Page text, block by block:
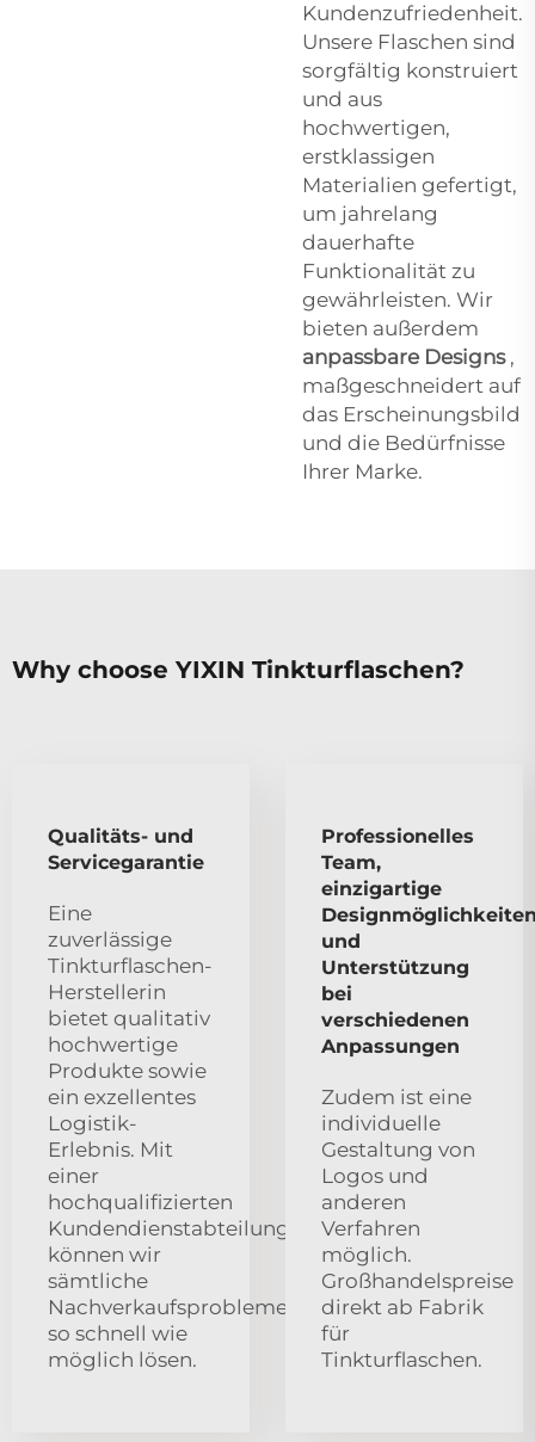
Kundenzufriedenheit.
Unsere Flaschen sind
sorgfältig konstruiert
und aus
hochwertigen,
erstklassigen
Materialien gefertigt,
um jahrelang
dauerhafte
Funktionalität zu
gewährleisten. Wir
bieten außerdem
anpassbare Designs ,
maßgeschneidert auf
das Erscheinungsbild
und die Bedürfnisse
Ihrer Marke.
Why choose YIXIN Tinkturflaschen?
Qualitäts- und
Servicegarantie
Eine
zuverlässige
Tinkturflaschen-
Herstellerin
bietet qualitativ
hochwertige
Produkte sowie
ein exzellentes
Logistik-
Erlebnis. Mit
einer
hochqualifizierten
Kundendienstabteilung
können wir
sämtliche
Nachverkaufsprobleme
so schnell wie
möglich lösen.
Professionelles
Team,
einzigartige
und
Unterstützung
bei
verschiedenen
Anpassungen
Zudem ist eine
individuelle
Gestaltung von
Logos und
anderen
Verfahren
möglich.
Großhandelspreise
direkt ab Fabrik
für
Tinkturflaschen.